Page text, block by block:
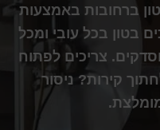
ברחובות באמצעות
בטון בכל עובי ומכל
צריכים לפתוח
קירות? ניסור